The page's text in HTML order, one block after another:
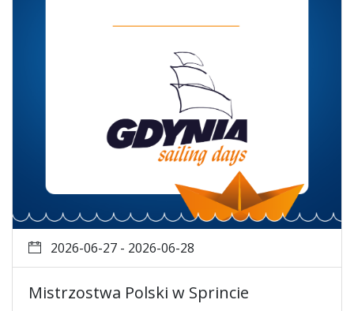
2026-06-27 - 2026-06-28
Mistrzostwa Polski w Sprincie